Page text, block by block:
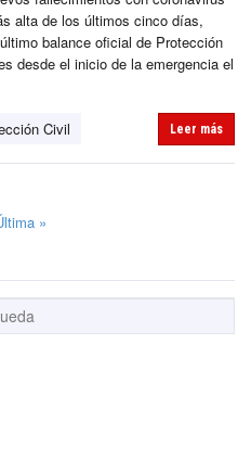
alta de los últimos cinco días,
balance oficial de Protección
desde el inicio de la emergencia el
Civil Leer más
»